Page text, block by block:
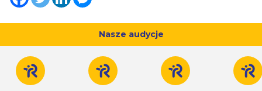
Nasze audycje